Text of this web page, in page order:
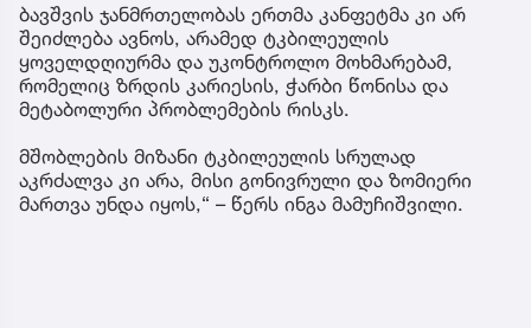
ბავშვის ჯანმრთელობას ერთმა კანფეტმა კი არ
შეიძლება ავნოს, არამედ ტკბილეულის
ყოველდღიურმა და უკონტროლო მოხმარებამ,
რომელიც ზრდის კარიესის, ჭარბი წონისა და
მეტაბოლური პრობლემების რისკს.
მშობლების მიზანი ტკბილეულის სრულად
აკრძალვა კი არა, მისი გონივრული და ზომიერი
მართვა უნდა იყოს,“ – წერს ინგა მამუჩიშვილი.